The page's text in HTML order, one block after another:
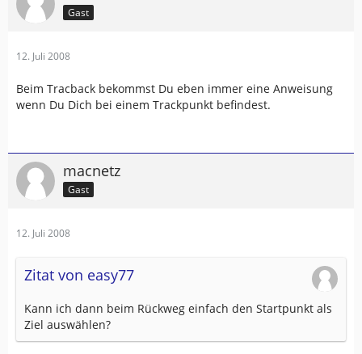
Gast
12. Juli 2008
Beim Tracback bekommst Du eben immer eine Anweisung
wenn Du Dich bei einem Trackpunkt befindest.
macnetz
Gast
12. Juli 2008
Zitat von easy77
Kann ich dann beim Rückweg einfach den Startpunkt als
Ziel auswählen?